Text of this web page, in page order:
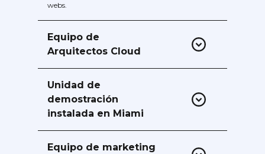
webs.
Equipo de
Arquitectos Cloud
Unidad de
demostración
instalada en Miami
que utilizan la infraestructura AEC
Equipo de marketing